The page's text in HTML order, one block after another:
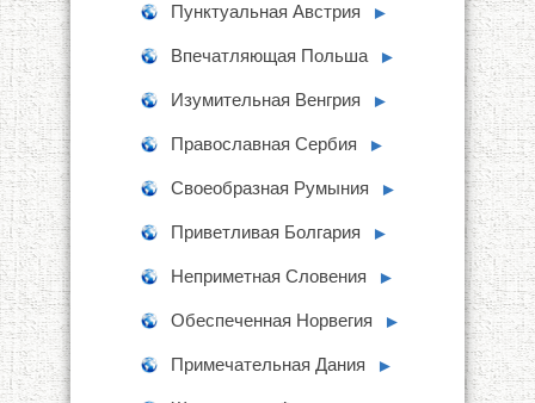
Пунктуальная Австрия ►
Впечатляющая Польша ►
Изумительная Венгрия ►
Православная Сербия ►
Своеобразная Румыния ►
Приветливая Болгария ►
Неприметная Словения ►
Обеспеченная Норвегия ►
Примечательная Дания ►